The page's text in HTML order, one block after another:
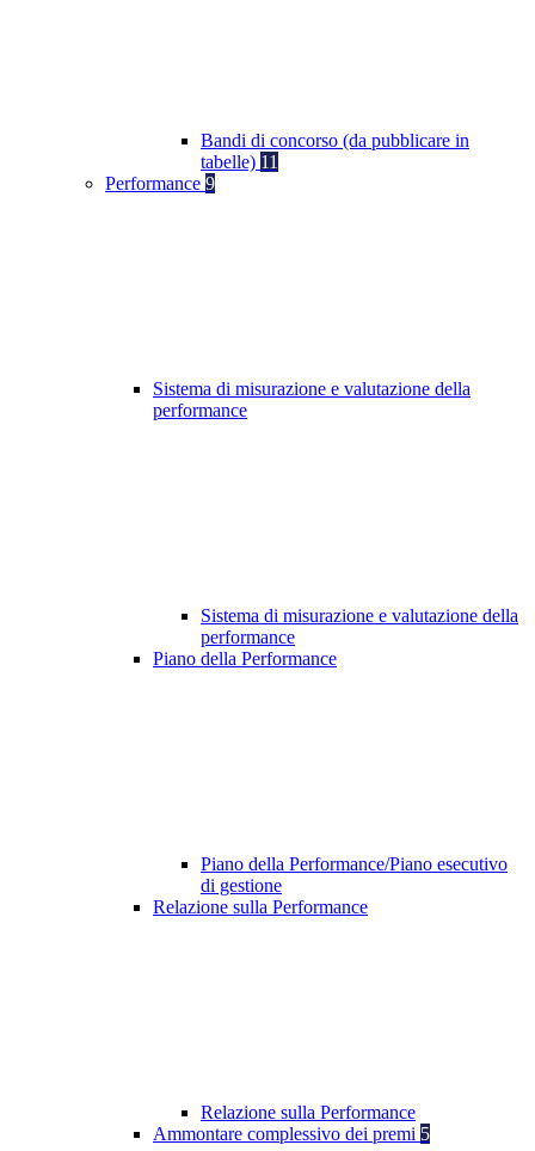
Bandi di concorso (da pubblicare in
tabelle) 11
Performance 9
Sistema di misurazione e valutazione della
performance
Sistema di misurazione e valutazione della
performance
Piano della Performance
Piano della Performance/Piano esecutivo
di gestione
Relazione sulla Performance
Relazione sulla Performance
Ammontare complessivo dei premi 5